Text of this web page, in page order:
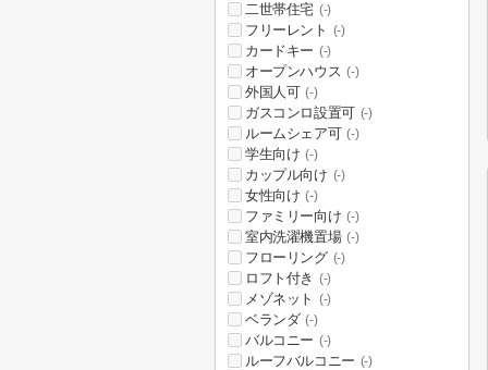
二世帯住宅 (-)
フリーレント (-)
カードキー (-)
オープンハウス (-)
外国人可 (-)
ガスコンロ設置可 (-)
ルームシェア可 (-)
学生向け (-)
カップル向け (-)
女性向け (-)
ファミリー向け (-)
室内洗濯機置場 (-)
フローリング (-)
ロフト付き (-)
メゾネット (-)
ベランダ (-)
バルコニー (-)
ルーフバルコニー (-)